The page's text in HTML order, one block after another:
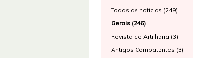
Todas as notícias (249)
Gerais (246)
Revista de Artilharia (3)
Antigos Combatentes (3)